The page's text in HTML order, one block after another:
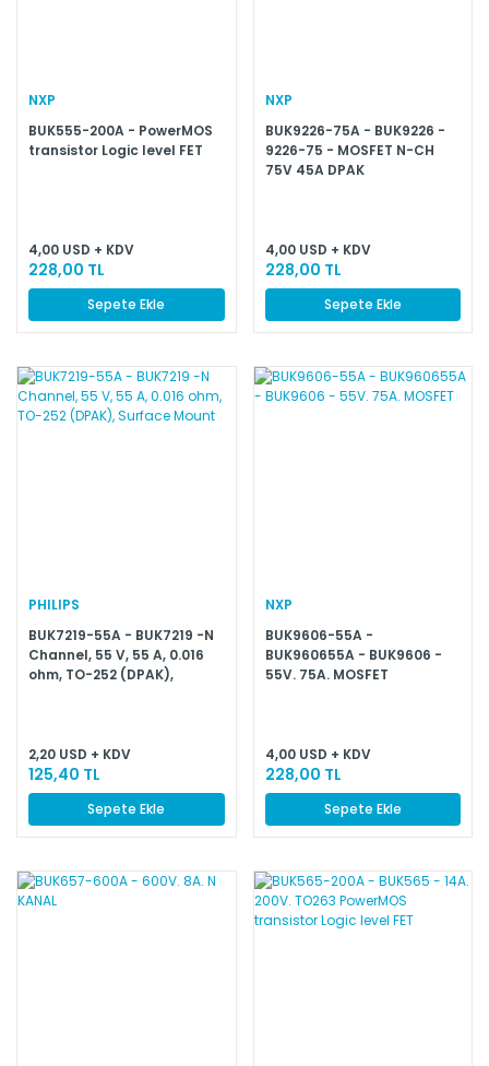
NXP
BUK555-200A - PowerMOS
transistor Logic level FET
4,00 USD + KDV
228,00 TL
Sepete Ekle
NXP
BUK9226-75A - BUK9226 -
9226-75 - MOSFET N-CH
75V 45A DPAK
4,00 USD + KDV
228,00 TL
Sepete Ekle
PHILIPS
BUK7219-55A - BUK7219 -N
Channel, 55 V, 55 A, 0.016
ohm, TO-252 (DPAK),
2,20 USD + KDV
125,40 TL
Sepete Ekle
NXP
BUK9606-55A -
BUK960655A - BUK9606 -
55V. 75A. MOSFET
4,00 USD + KDV
228,00 TL
Sepete Ekle